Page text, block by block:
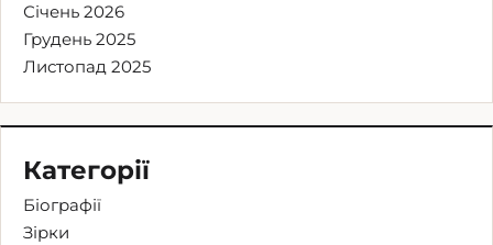
Січень 2026
Грудень 2025
Листопад 2025
Категорії
Біографії
Зірки